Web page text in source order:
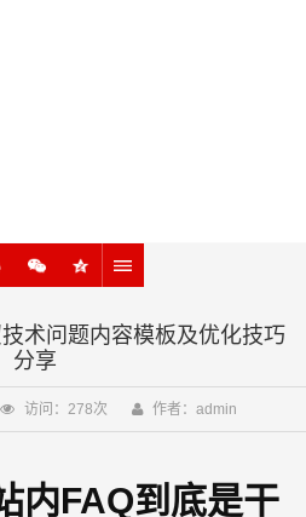
术问题内容模板及优化技巧
分享
访问：278次 作者：admin
内FAQ到底是干